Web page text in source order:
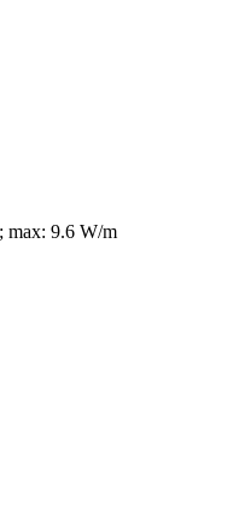
max: 9.6 W/m